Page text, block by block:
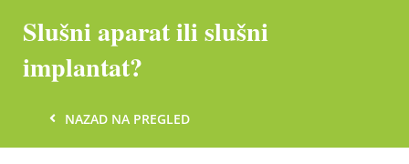
Sluh & gubitak sluha
Magazin
Slušni aparat ili slušni
implantat?
NAZAD NA PREGLED